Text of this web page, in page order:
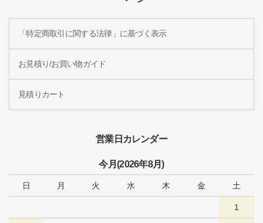
「特定商取引に関する法律」に基づく表示
お見積り/お買い物ガイド
見積りカート
営業日カレンダー
今月(2026年8月)
日 月 火 水 木 金 土
1